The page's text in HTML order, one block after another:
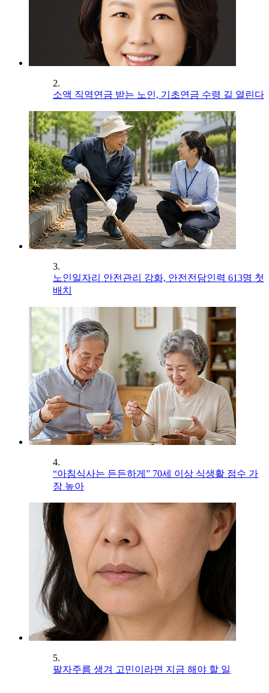
2.
소액 직역연금 받는 노인, 기초연금 수령 길 열린다
3.
노인일자리 안전관리 강화, 안전전담인력 613명 첫
배치
4.
“아침식사는 든든하게” 70세 이상 식생활 점수 가
장 높아
5.
팔자주름 생겨 고민이라면 지금 해야 할 일